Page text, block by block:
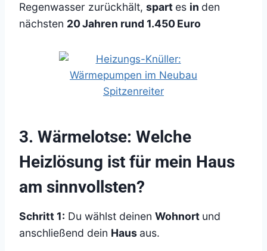
Regenwasser zurückhält, spart es in den
nächsten 20 Jahren rund 1.450 Euro
3. Wärmelotse: Welche
Heizlösung ist für mein Haus
am sinnvollsten?
Schritt 1: Du wählst deinen Wohnort und
anschließend dein Haus aus.